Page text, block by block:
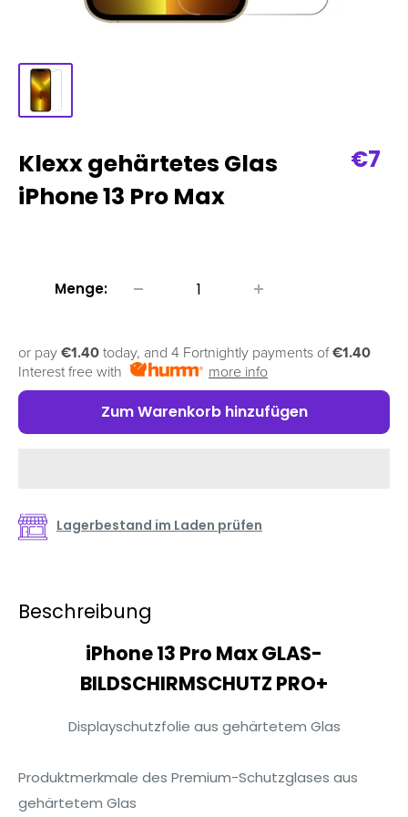
Klexx gehärtetes Glas
iPhone 13 Pro Max
€7
Menge:
or pay €1.40 today, and 4 Fortnightly payments of€1.40
Interest free with
more info
Zum Warenkorb hinzufügen
Lagerbestand im Laden prüfen
Beschreibung
iPhone 13 Pro Max GLAS-
BILDSCHIRMSCHUTZ PRO+
Displayschutzfolie aus gehärtetem Glas
Produktmerkmale des Premium-Schutzglases aus
gehärtetem Glas